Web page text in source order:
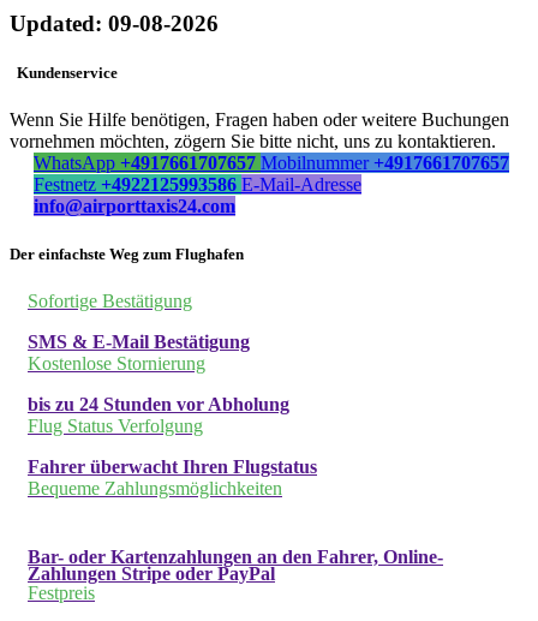
Updated: 09-08-2026
Kundenservice
Wenn Sie Hilfe benötigen, Fragen haben oder weitere Buchungen
vornehmen möchten, zögern Sie bitte nicht, uns zu kontaktieren.
WhatsApp +4917661707657 Mobilnummer +4917661707657
Festnetz +4922125993586 E-Mail-Adresse
info@airporttaxis24.com
Der einfachste Weg zum Flughafen
Sofortige Bestätigung
SMS & E-Mail Bestätigung
Kostenlose Stornierung
bis zu 24 Stunden vor Abholung
Flug Status Verfolgung
Fahrer überwacht Ihren Flugstatus
Bequeme Zahlungsmöglichkeiten
Bar- oder Kartenzahlungen an den Fahrer, Online-
Zahlungen Stripe oder PayPal
Festpreis